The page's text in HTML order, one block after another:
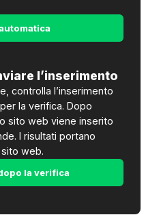
l’inserimento
controlla l’inserimento
la verifica. Dopo
sito web viene inserito
I risultati portano
web.
la verifica